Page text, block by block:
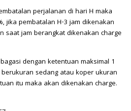
perjalanan di hari H maka
jika pembatalan H-3 jam dikenakan
saat jam berangkat dikenakan charge
dengan ketentuan maksimal 1
sedang atau koper ukuran
itu maka akan dikenakan charge.